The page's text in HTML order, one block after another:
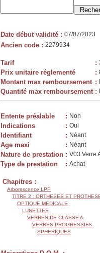
Date début validité : 07/07/2023
Ancien code : 2279934
Tarif :
Prix unitaire réglementé :
Montant max remboursement :
Quantité max remboursement :
Entente préalable : Non
Indications : Oui
Identifiant : Néant
Age maxi : Néant
Nature de prestation : V03 Verre
Type de prestation : Achat
Chapitres :
Arborescence LPP
TITRE 2 : ORTHESES ET
OPTIQUE MEDICALE
LUNETTES
VERRES DE CLASSE A
VERRES PROGRESSIFS
SPHERIQUES